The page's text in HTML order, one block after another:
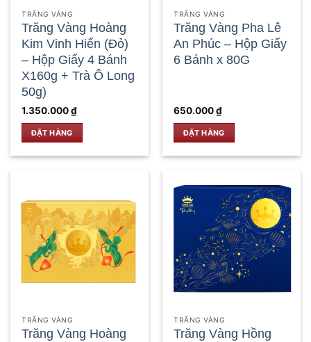
TRĂNG VÀNG
Trăng Vàng Hoàng
Kim Vinh Hiển (Đỏ)
– Hộp Giấy 4 Bánh
X160g + Trà Ô Long
50g)
1.350.000₫
ĐẶT HÀNG
TRĂNG VÀNG
Trăng Vàng Pha Lê
An Phúc – Hộp Giấy
6 Bánh x 80G
650.000₫
ĐẶT HÀNG
TRĂNG VÀNG
Trăng Vàng Hoàng
TRĂNG VÀNG
Trăng Vàng Hồng